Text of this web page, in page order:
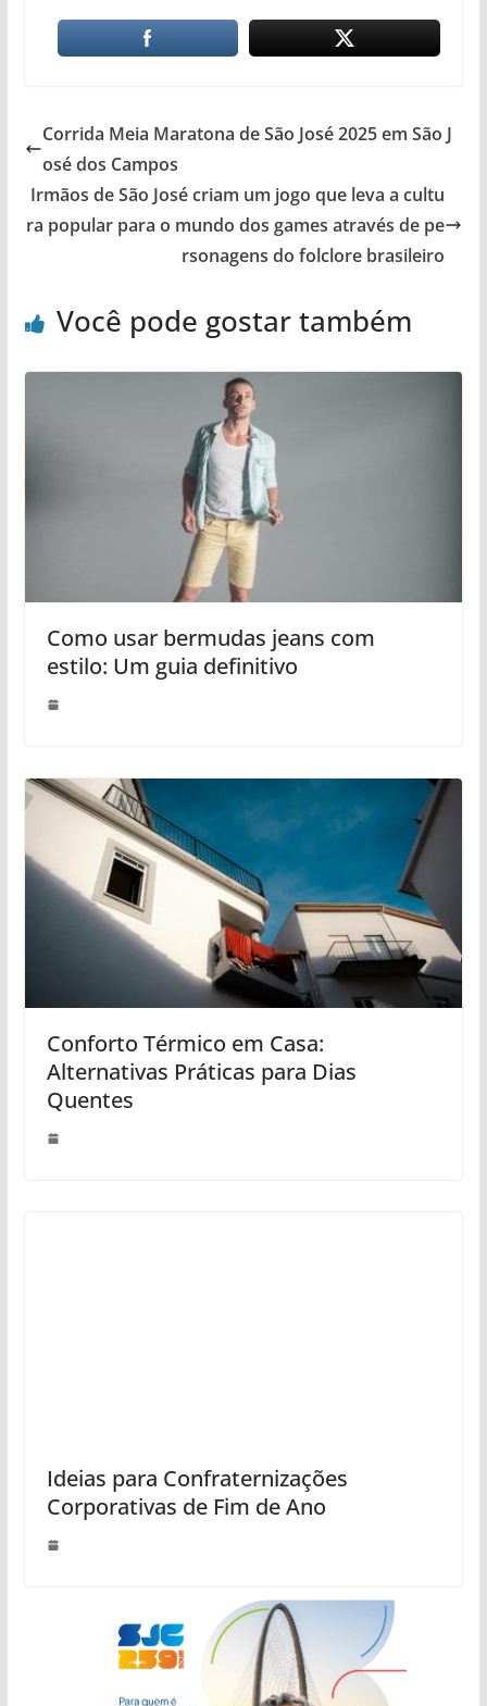
Corrida Meia Maratona de São José 2025 em São J
osé dos Campos
Irmãos de São José criam um jogo que leva a cultu
ra popular para o mundo dos games através de pe
rsonagens do folclore brasileiro
Você pode gostar também
Como usar bermudas jeans com
estilo: Um guia definitivo
Conforto Térmico em Casa:
Alternativas Práticas para Dias
Quentes
Ideias para Confraternizações
Corporativas de Fim de Ano